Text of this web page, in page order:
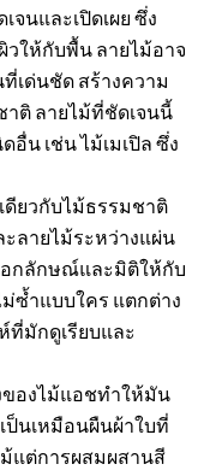
จนและเปิดเผย ซึ่ง
ให้กับพื้น ลายไม้อาจ
เด่นชัด สร้างความ
ติ ลายไม้ที่ชัดเจนนี้
น เช่น ไม้เมเปิล ซึ่ง
ดียวกับไม้ธรรมชาติ
ลายไม้ระหว่างแผ่น
อกลักษณ์และมิติให้กับ
ซ้ำแบบใคร แตกต่าง
ที่มักดูเรียบและ
ของไม้แอชทำให้มัน
ป็นเหมือนผืนผ้าใบที่
แต่การผสมผสานสี